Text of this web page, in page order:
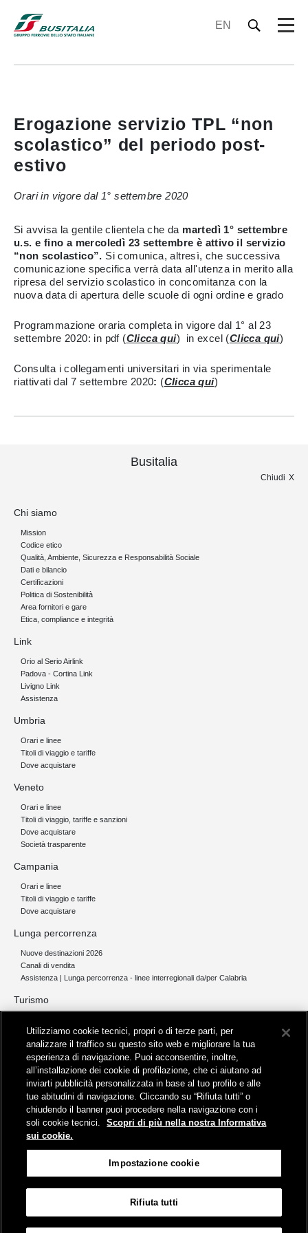
EN
Erogazione servizio TPL “non
scolastico” del periodo post-
estivo
Orari in vigore dal 1° settembre 2020
Si avvisa la gentile clientela che da martedì 1° settembre
u.s. e fino a mercoledì 23 settembre è attivo il servizio
“non scolastico”. Si comunica, altresì, che successiva
comunicazione specifica verrà data all'utenza in merito alla
ripresa del servizio scolastico in concomitanza con la
nuova data di apertura delle scuole di ogni ordine e grado
Programmazione oraria completa in vigore dal 1° al 23
settembre 2020: in pdf (Clicca qui) in excel (Clicca qui)
Consulta i collegamenti universitari in via sperimentale
riattivati dal 7 settembre 2020: (Clicca qui)
Busitalia
Chiudi
Chi siamo
Mission
Codice etico
Qualità, Ambiente, Sicurezza e Responsabilità Sociale
Dati e bilancio
Certificazioni
Politica di Sostenibilità
Area fornitori e gare
Etica, compliance e integrità
Link
Orio al Serio Airlink
Padova - Cortina Link
Livigno Link
Assistenza
Umbria
Orari e linee
Titoli di viaggio e tariffe
Dove acquistare
Veneto
Orari e linee
Titoli di viaggio, tariffe e sanzioni
Dove acquistare
Società trasparente
Campania
Orari e linee
Titoli di viaggio e tariffe
Dove acquistare
Lunga percorrenza
Nuove destinazioni 2026
Canali di vendita
Assistenza | Lunga percorrenza - linee interregionali da/per Calabria
Turismo
Servizi per aeroporti
Servizi di noleggio con conducente
Servizio di navigazione sul Lago Trasimeno
News e comunicati stampa
Comunicati stampa
Busitalia – Sita Nord
, Gruppo FS Italiane, è attiva nei servizi di
trasporto locale in Italia ed all'estero, che gestisce direttamente o
attraverso società controllate.
Viale Fratelli Rosselli, 80 - 50123 Firenze
Utilizziamo cookie tecnici, propri o di terze parti, per
analizzare il traffico su questo sito web e migliorare la tua
esperienza di navigazione. Puoi acconsentire, inoltre,
all’installazione dei cookie di profilazione, che ci aiutano ad
inviarti pubblicità personalizzata in base al tuo profilo e alle
tue abitudini di navigazione. Cliccando su “Rifiuta tutti” o
chiudendo il banner puoi procedere nella navigazione con i
soli cookie tecnici.
Scopri di più nella nostra Informativa
sui cookie.
Impostazione cookie
Rifiuta tutti